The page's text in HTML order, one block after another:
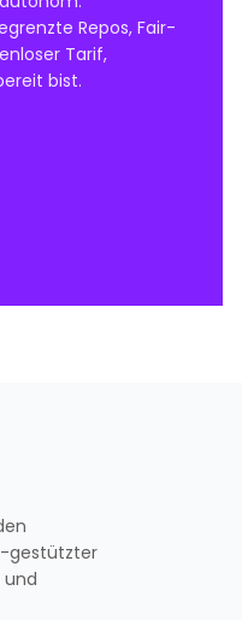
Repos, Fair-
Tarif,
bist.
gestützter